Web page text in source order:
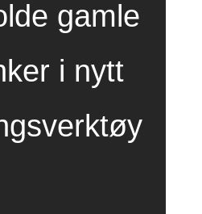
gamle
i nytt